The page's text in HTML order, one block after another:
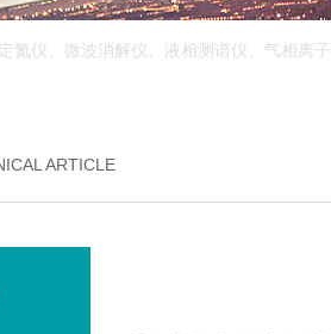
仪、微波消解仪、液相测谱仪、气相离
ARTICLE